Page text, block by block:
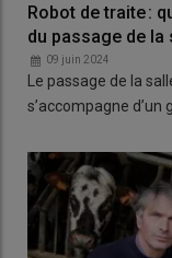
Robot de traite :
du passage de la
09 juin 2024
Le passage de la
s’accompagne d’un